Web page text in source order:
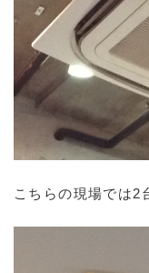
こちらの現場では2